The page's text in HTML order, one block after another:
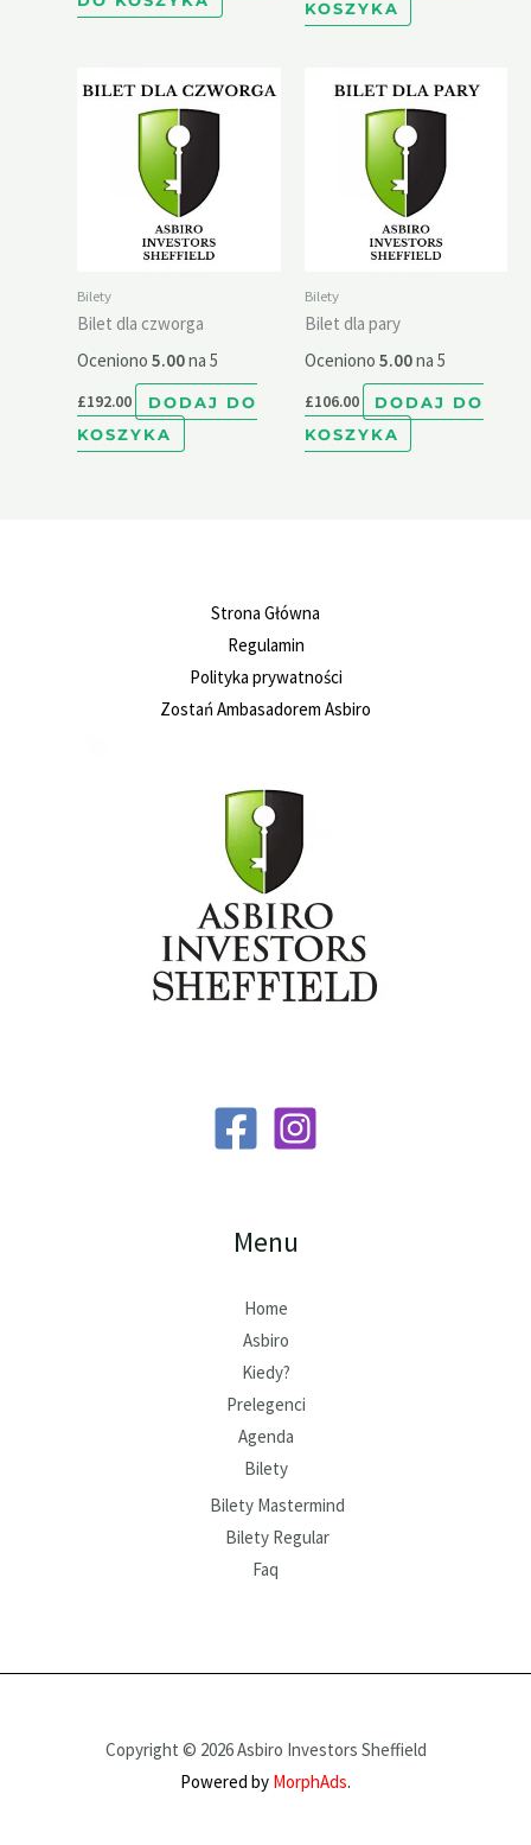
KOSZYKA
Bilety
Bilet dla czworga
Oceniono 5.00na 5
£192.00
DODAJ DO
KOSZYKA
Bilety
Bilet dla pary
Oceniono 5.00na 5
£106.00
DODAJ DO
KOSZYKA
Strona Główna
Regulamin
Polityka prywatności
Zostań Ambasadorem Asbiro
Menu
Home
Asbiro
Kiedy?
Prelegenci
Agenda
Bilety
Bilety Mastermind
Bilety Regular
Faq
Copyright © 2026 Asbiro Investors Sheffield
Powered by MorphAds.